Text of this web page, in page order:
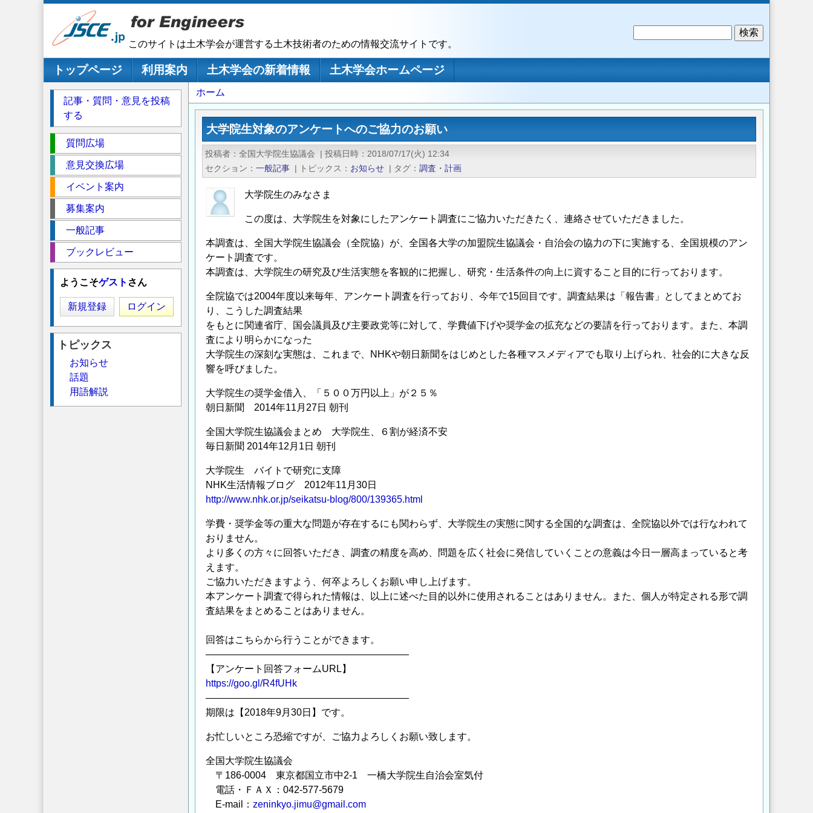
このサイトは土木学会が運営する土木技術者のための情報交流サイトです。
メインナビゲーション
トップページ 利用案内 土木学会の新着情報
土木学会ホームページ
パ
ン
く
ず
ホーム
大学院生対象のアンケートへのご協力のお願い
投稿者 全国大学院生協議会 | 投稿日時
2018/07/17(火) 12:34
セクション
一般記事 | トピックス お知らせ | タグ 調査・計画
大学院生のみなさま
この度は、大学院生を対象にしたアンケート調査にご協力いただきたく、連絡させていただきました。
本調査は、全国大学院生協議会（全院協）が、全国各大学の加盟院生協議会・自治会の協力の下に実施する、全国規模のアン
ケート調査です。
本調査は、大学院生の研究及び生活実態を客観的に把握し、研究・生活条件の向上に資すること目的に行っております。
全院協では2004年度以来毎年、アンケート調査を行っており、今年で15回目です。調査結果は「報告書」としてまとめてお
り、こうした調査結果
をもとに関連省庁、国会議員及び主要政党等に対して、学費値下げや奨学金の拡充などの要請を行っております。また、本調
査により明らかになった
大学院生の深刻な実態は、これまで、NHKや朝日新聞をはじめとした各種マスメディアでも取り上げられ、社会的に大きな反
響を呼びました。
大学院生の奨学金借入、「５００万円以上」が２５％
朝日新聞 2014年11月27日 朝刊
全国大学院生協議会まとめ 大学院生、６割が経済不安
毎日新聞 2014年12月1日 朝刊
大学院生 バイトで研究に支障
NHK生活情報ブログ 2012年11月30日
http://www.nhk.or.jp/seikatsu-blog/800/139365.html
学費・奨学金等の重大な問題が存在するにも関わらず、大学院生の実態に関する全国的な調査は、全院協以外では行なわれて
おりません。
より多くの方々に回答いただき、調査の精度を高め、問題を広く社会に発信していくことの意義は今日一層高まっていると考
えます。
ご協力いただきますよう、何卒よろしくお願い申し上げます。
本アンケート調査で得られた情報は、以上に述べた目的以外に使用されることはありません。また、個人が特定される形で調
査結果をまとめることはありません。
回答はこちらから行うことができます。
―――――――――――――――――――――
【アンケート回答フォームURL】
https://goo.gl/R4fUHk
―――――――――――――――――――――
期限は【2018年9月30日】です。
お忙しいところ恐縮ですが、ご協力よろしくお願い致します。
全国大学院生協議会
〒186-0004 東京都国立市中2-1 一橋大学院生自治会室気付
電話・ＦＡＸ：042-577-5679
E-mail： zeninkyo.jimu@gmail.com
記事・質問・意見を投稿
する
ク
シ
質問広場
意見交換広場
イベント案内
募集案内
一般記事
ブックレビュー
ようこそゲスト さん
新規登録 ログイン
トピックス
お知らせ
話題
用語解説